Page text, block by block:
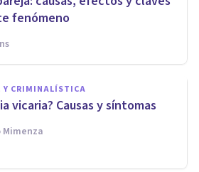
fenómeno
Y CRIMINALÍSTICA
vicaria? Causas y síntomas
Y CRIMINALÍSTICA
la violencia de
pareja? 3 teorías